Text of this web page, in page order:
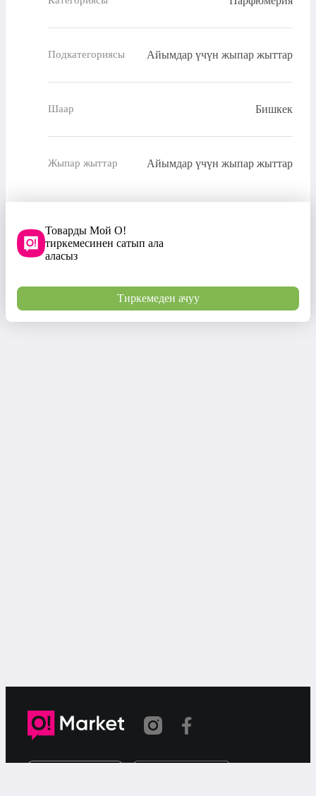
Подкатегориясы Айымдар үчүн жыпар жыттар
Шаар Бишкек
Жыпар жыттар Айымдар үчүн жыпар жыттар
Товарды Мой О!
тиркемесинен сатып ала
аласыз
Тиркемеден ачуу